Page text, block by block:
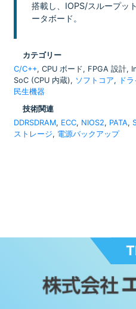
搭載し、IOPS/スループッ
ータボード。
カテゴリー
C/C++, CPU ボード, FPGA 設計,
SoC (CPU 内蔵), ソフトコア, ド
民生機器
技術関連
DDRSDRAM, ECC, NIOS2, PATA,
ストレージ, 電源バックアップ